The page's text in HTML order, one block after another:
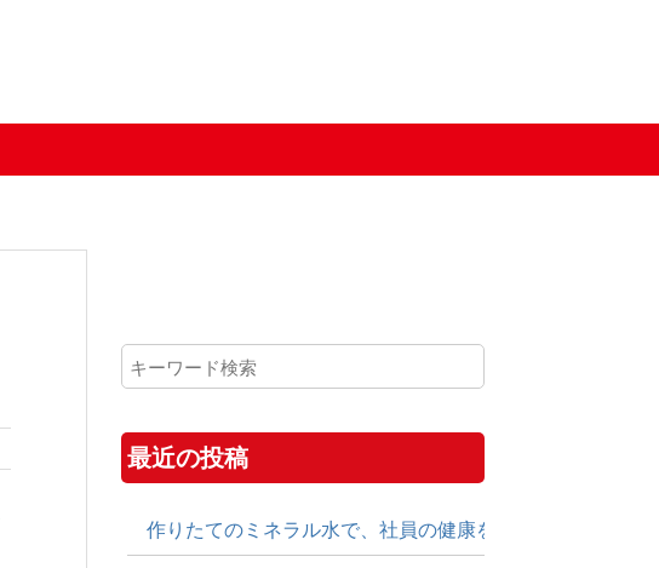
最近の投稿
作りたてのミネラル水で、社員の健康を守る！